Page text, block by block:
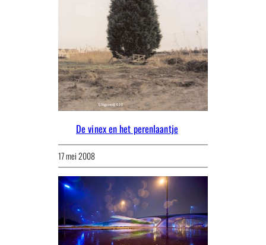
De vinex en het perenlaantje
17 mei 2008